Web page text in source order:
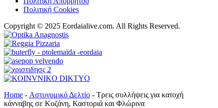
Πολιτική Cookies
Copyright © 2025 Eordaialive.com. All Rights Reserved.
Home - Αστυνομικό Δελτίο - Τρεις συλλήψεις για κατοχή
κάνναβης σε Κοζάνη, Καστοριά και Φλώρινα